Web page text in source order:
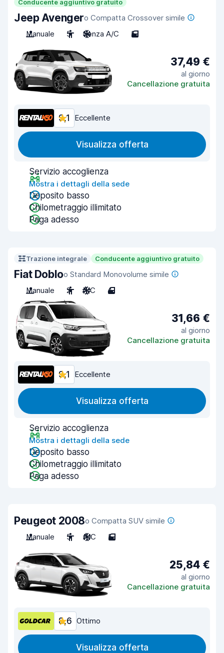
Conducente aggiuntivo gratuito
Jeep Avengero Compatta Crossover simile
Manuale
5 Senza A/C 5
37,49 €
al giorno
Cancellazione gratuita
9,1 Eccellente
Visualizza offerta
Servizio accoglienza
Mostra i dettagli della sede
Deposito basso
Chilometraggio illimitato
Paga adesso
Trazione integrale Conducente aggiuntivo gratuito
Fiat Dobloo Standard Monovolume simile
Manuale
2 A/C 4
31,66 €
al giorno
Cancellazione gratuita
9,1 Eccellente
Visualizza offerta
Servizio accoglienza
Mostra i dettagli della sede
Deposito basso
Chilometraggio illimitato
Paga adesso
Peugeot 2008o Compatta SUV simile
Manuale
5 A/C 5
25,84 €
al giorno
Cancellazione gratuita
8,6 Ottimo
Visualizza offerta